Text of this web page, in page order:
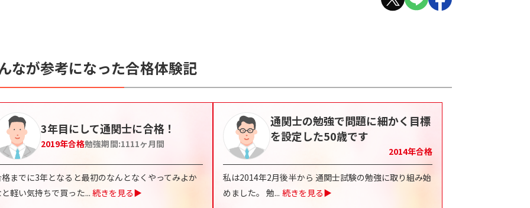
なが参考になった合格体験記
3年目にして通関士に合格！
2019年合格勉強期間:1111ヶ月間
までに3年となると最初のなんとなくやってみよか
軽い気持ちで買った... 続きを見る▶
通関士の勉強で問題に細かく目標
を設定した50歳です
2014年合格
私は2014年2月後半から 通関士試験の勉強に取り組み始
めました。 勉... 続きを見る▶